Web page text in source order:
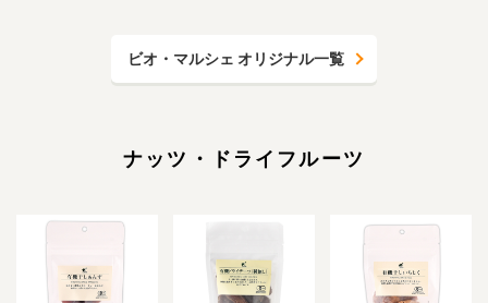
ビオ・マルシェ オリジナル一覧
ナッツ・ドライフルーツ